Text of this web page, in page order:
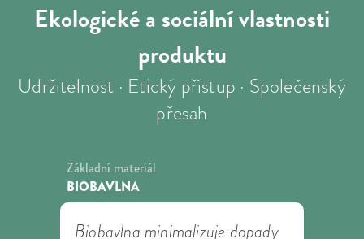
Ekologické a sociálnívlastnosti
produktu
Udržitelnost · Etický přístup · Společenský
přesah
Základní materiál
BIOBAVLNA
Biobavlna minimalizuje dopady